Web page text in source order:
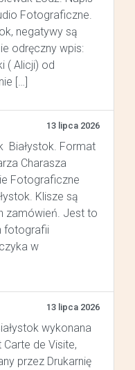
Fotograficzne.
negatywy są
odręczny wpis:
( Alicji) od
[…]
13 lipca 2026
Białystok. Format
Charasza
Fotograficzne
Klisze są
zamówień. Jest to
fotografii
w
13 lipca 2026
wykonana
de Visite,
przez Drukarnię